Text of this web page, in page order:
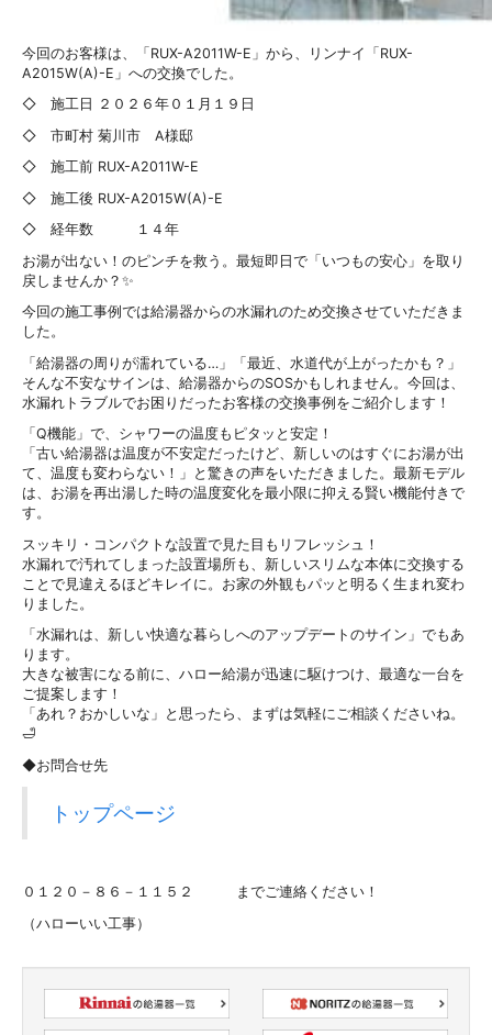
今回のお客様は、「RUX-A2011W-E」から、リンナイ「RUX-
A2015W(A)-E」への交換でした。
◇ 施工日 ２０２６年０１月１９日
◇ 市町村 菊川市 A様邸
◇ 施工前 RUX-A2011W-E
◇ 施工後 RUX-A2015W(A)-E
◇ 経年数 １４年
お湯が出ない！のピンチを救う。最短即日で「いつもの安心」を取り
戻しませんか？✨
今回の施工事例では給湯器からの水漏れのため交換させていただきま
した。
「給湯器の周りが濡れている…」「最近、水道代が上がったかも？」
そんな不安なサインは、給湯器からのSOSかもしれません。今回は、
水漏れトラブルでお困りだったお客様の交換事例をご紹介します！
「Q機能」で、シャワーの温度もピタッと安定！
「古い給湯器は温度が不安定だったけど、新しいのはすぐにお湯が出
て、温度も変わらない！」と驚きの声をいただきました。最新モデル
は、お湯を再出湯した時の温度変化を最小限に抑える賢い機能付きで
す。
スッキリ・コンパクトな設置で見た目もリフレッシュ！
水漏れで汚れてしまった設置場所も、新しいスリムな本体に交換する
ことで見違えるほどキレイに。お家の外観もパッと明るく生まれ変わ
りました。
「水漏れは、新しい快適な暮らしへのアップデートのサイン」でもあ
ります。
大きな被害になる前に、ハロー給湯が迅速に駆けつけ、最適な一台を
ご提案します！
「あれ？おかしいな」と思ったら、まずは気軽にご相談くださいね。
🛁
◆お問合せ先
トップページ
０１２０－８６－１１５２ までご連絡ください！
（ハローいい工事）